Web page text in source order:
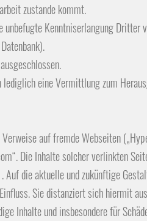
zustande kommt.
Kenntniserlangung Dritter
eine Vermittlung zum
Verweise auf fremde Webseiten
Die Inhalte solcher verlinkten
Auf die aktuelle und zukünftige
Sie distanziert sich hiermit
Inhalte und insbesondere für